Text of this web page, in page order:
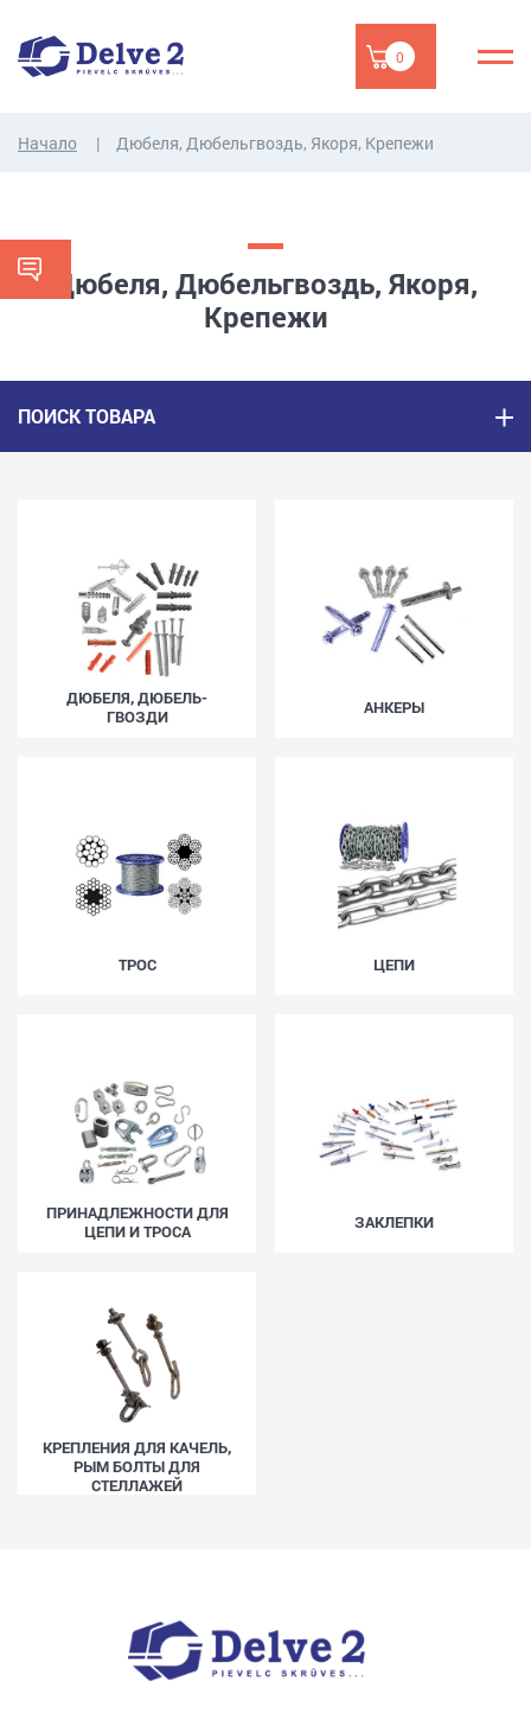
0
Начало Дюбеля, Дюбельгвоздь, Якоря, Крепежи
Дюбеля, Дюбельгвоздь, Якоря,
Крепежи
ПОИСК ТОВАРА
ДЮБЕЛЯ, ДЮБЕЛЬ-
ГВОЗДИ
АНКЕРЫ
ТРОС ЦЕПИ
ПРИНАДЛЕЖНОСТИ ДЛЯ
ЦЕПИ И ТРОСA
ЗАКЛЕПКИ
КРЕПЛЕНИЯ ДЛЯ КАЧЕЛЬ,
РЫМ БОЛТЫ ДЛЯ
СТЕЛЛАЖЕЙ